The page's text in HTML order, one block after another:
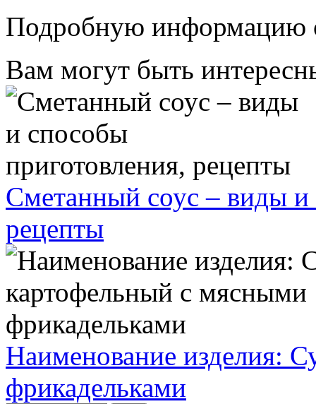
Подробную информацию о
Вам могут быть
Сметанный соус – виды и
рецепты
Наименование изделия:
фрикадельками